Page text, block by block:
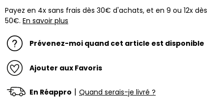
Payez en 4x sans frais dès 30€ d'achats, et en 9 ou 12x dès
50€. En savoir plus
Prévenez-moi quand cet article est disponible
Ajouter aux Favoris
En Réappro | Quand serais-je livré ?